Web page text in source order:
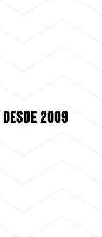
DESDE 2009